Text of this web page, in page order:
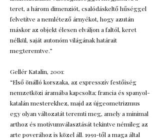
teret, a három dimenziót, csalódáskeltő hűséggel
felvetítve a nemlétező árnyékot, hogy azután
máskor az objekt élesen elváljon a faltól, keret
nélkül, saját autonóm világának határait
megteremtve.”
Gellér Katalin, 2001:
“Első önálló korszaka, az expresszív festőiség
nemzetközi áramába kapcsolta; francia és spanyol-
katalán mesterekhez, majd az újgeometrizmus
egy olyan változatát teremti meg, amely a minimal
arthoz és motívumválasztását tekintve némileg az
arte poverához is közel áll. 1991-től a maga által